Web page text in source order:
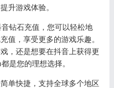
升游戏体验。
钻石充值，您可以轻松地
值，享受更多的游戏乐趣。
，还是想要在抖音上获得更
是您的理想选择。
单快捷，支持全球多个地区